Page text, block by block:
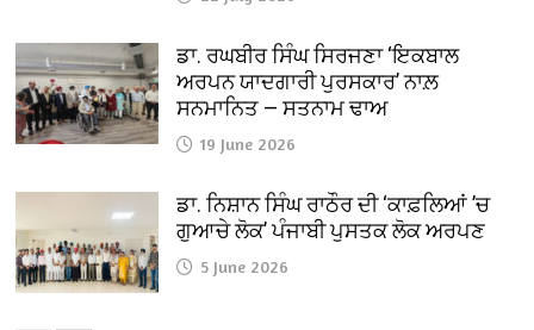
ਡਾ. ਰਘਬੀਰ ਸਿੰਘ ਸਿਰਜਣਾ ‘ਇਕਬਾਲ
ਅਰਪਨ ਯਾਦਗਾਰੀ ਪੁਰਸਕਾਰ’ ਨਾਲ਼
ਸਨਮਾਨਿਤ — ਸਤਨਾਮ ਢਾਅ
19 June 2026
ਡਾ. ਨਿਸ਼ਾਨ ਸਿੰਘ ਰਾਠੌਰ ਦੀ ‘ਕਾਫ਼ਲਿਆਂ ’ਚ
ਗੁਆਚੇ ਲੋਕ’ ਪੰਜਾਬੀ ਪੁਸਤਕ ਲੋਕ ਅਰਪਣ
5 June 2026